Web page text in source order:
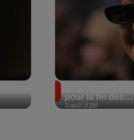
3 août 2026
pour la fin des...